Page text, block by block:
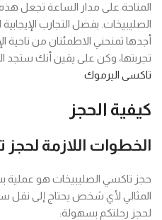
المتاحة على مدار الساعة تجعل
الصليبيخات. بفضل التجارب
أجدها تمنحني الاطمئنان من ناحية
تجربتها، وكن على يقين أنك ستجد
تاكسى اليرموك
كيفية الحجز
الخطوات اللازمة
حجز تاكسي الصليبيخات هو عملية
المثالي لأي شخص يحتاج إلى نقل
لحجز رحلتكم بسهولة: